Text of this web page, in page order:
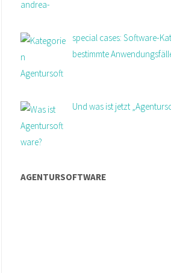
special cases: Software-
bestimmte
Und was ist jetzt
AGENTURSOFTWARE